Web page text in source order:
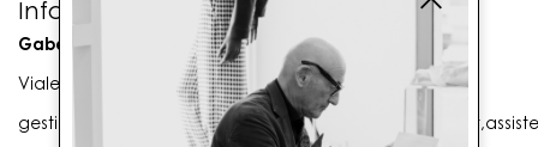
Info contatti
Gaballo Mario srl
Viale G. Matteotti n. 23 00053 Civitavecchia (RM)